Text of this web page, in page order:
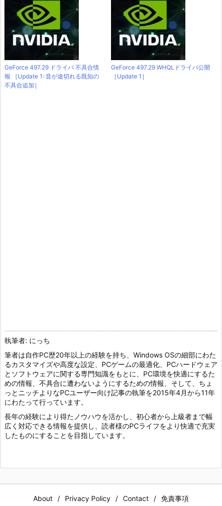
GeForce 497.29 ドライバ 不具合情
報 ［Update 1: 音が途切れる既知の
不具合追加］
GeForce 497.29 WHQLドライバ公開
［Update 1］
執筆者: にっち
筆者は自作PC歴20年以上の経験を持ち、Windows OSの細部にわた
るカスタマイズや高度な設定、PCゲームの最適化、PCハードウェア
とソフトウェアに関する専門知識をもとに、PC環境を快適にするた
めの情報、不具合に遭わないようにするための情報、そして、ちょ
っとニッチよりなPCユーザー向け記事の執筆を2015年4月から11年
にわたって行っています。
長年の経験により得たノウハウを活かし、初心者から上級者まで幅
広く対応できる情報を提供し、読者様のPCライフをより快適で充実
したものにすることを目指しています。
About Privacy Policy Contact 免責事項